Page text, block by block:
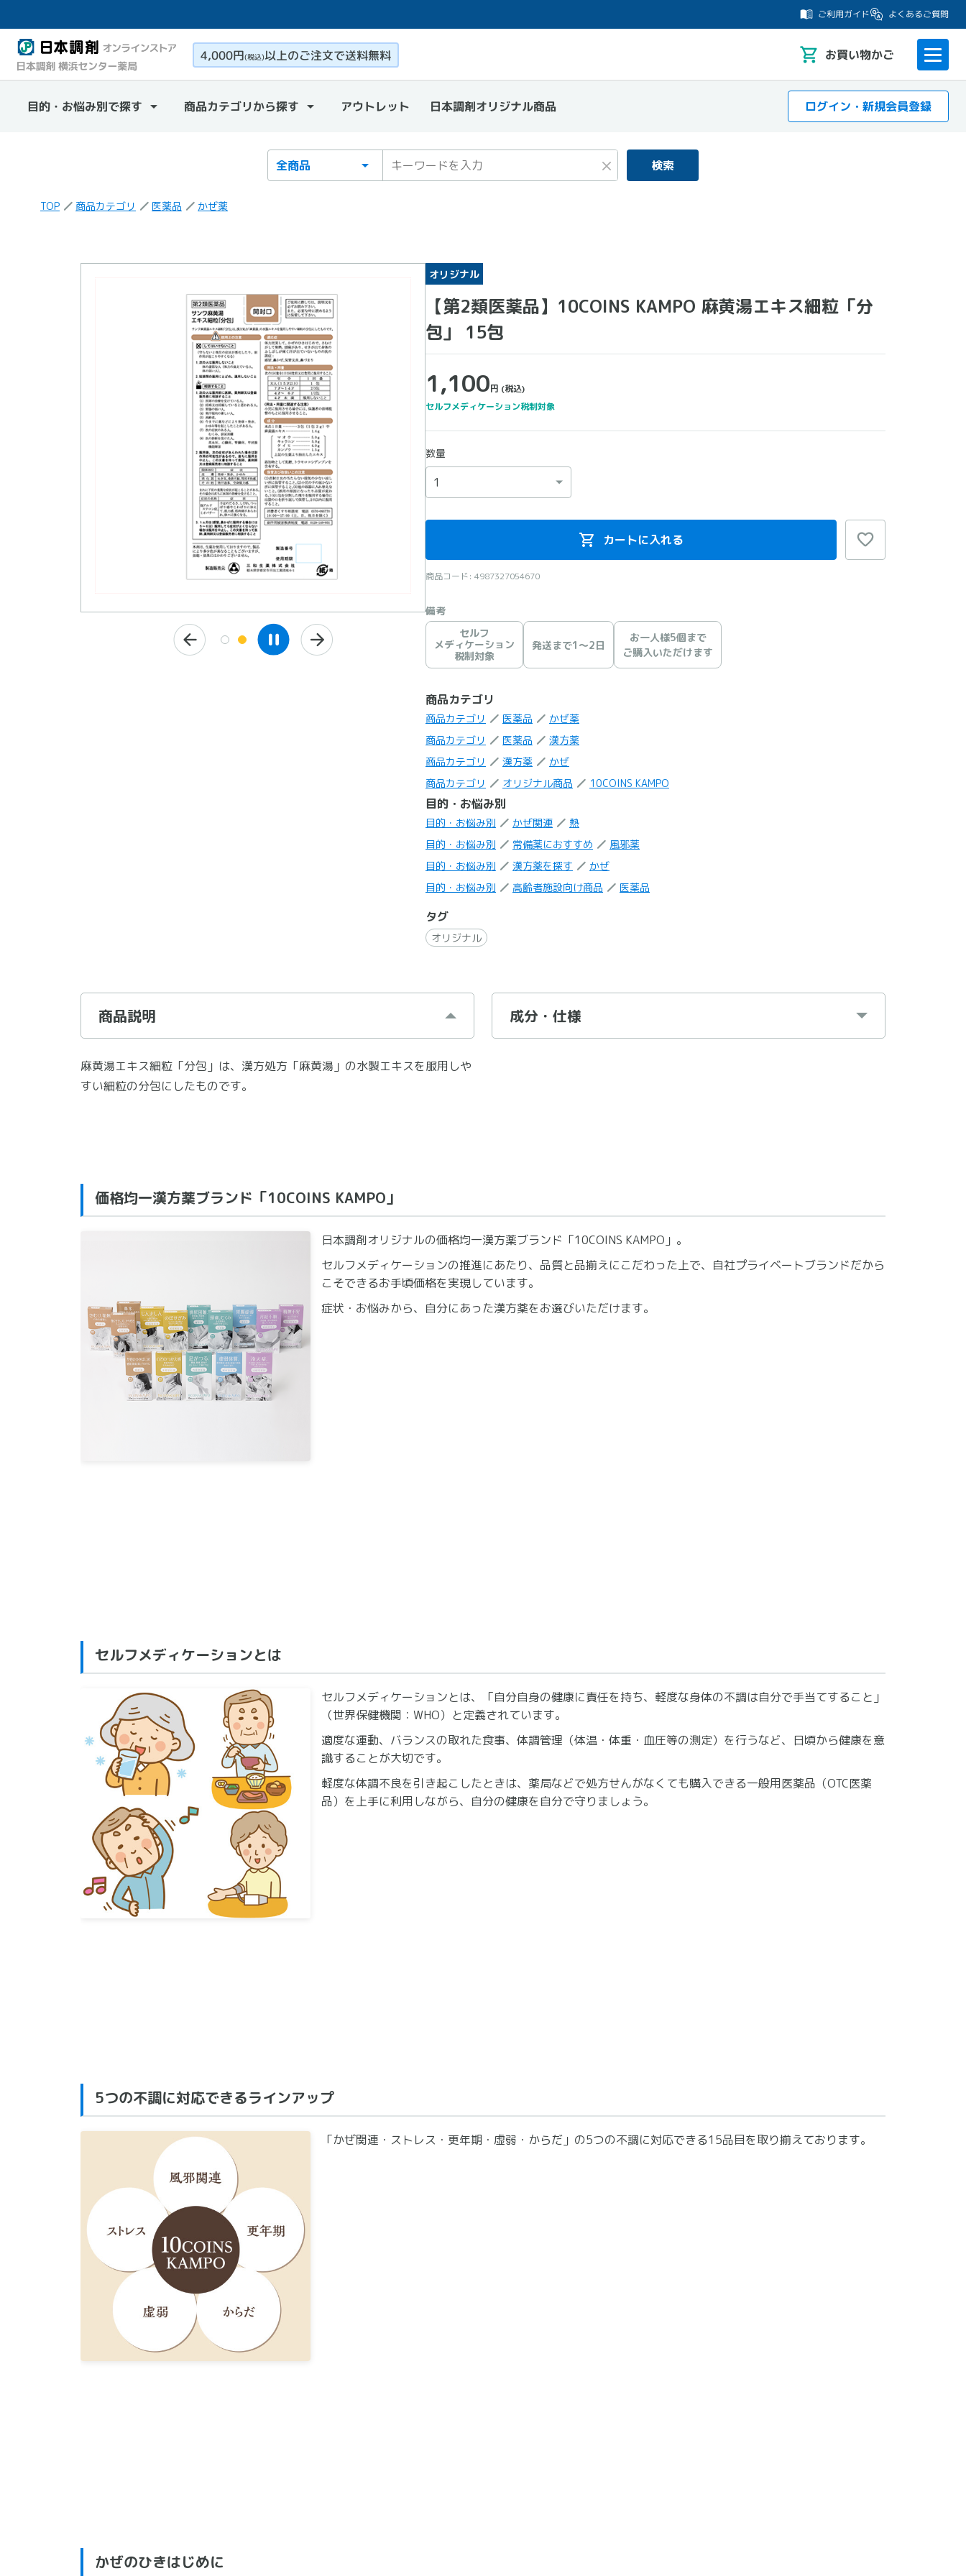
ご利用ガイド よくあるご質問
4,000円(税込)以上のご注文で送料無料 お買い物かご
目的・お悩み別で探す 商品カテゴリから探す アウトレット 日本調剤オリジナル商品 ログイン・新規会員登録
検索カテゴリ
検索キーワード × 検索
TOP 商品カテゴリ 医薬品 かぜ薬
オリジナル
【第2類医薬品】10COINS KAMPO 麻黄湯エキス細粒「分
包」 15包
1,100円 (税込)
セルフメディケーション税制対象
数量
カートに入れる
商品コード: 4987327054670
備考
セルフ
メディケーション
税制対象
発送まで1〜2日
お一人様5個まで
ご購入いただけます
商品カテゴリ
商品カテゴリ 医薬品
かぜ薬
商品カテゴリ
医薬品
漢方薬
商品カテゴリ
漢方薬
かぜ
商品カテゴリ
オリジナル商品 10COINS KAMPO
目的・お悩み別
目的・お悩み別 かぜ関連
熱
目的・お悩み別
常備薬におすすめ
風邪薬
目的・お悩み別
漢方薬を探す
かぜ
目的・お悩み別
高齢者施設向け商品 医薬品
タグ
オリジナル
商品説明
麻黄湯エキス細粒「分包」は、漢方処方「麻黄湯」の水製エキスを服用しや
すい細粒の分包にしたものです。
成分・仕様
価格均一漢方薬ブランド「10COINS KAMPO」
日本調剤オリジナルの価格均一漢方薬ブランド「10COINS KAMPO」。
セルフメディケーションの推進にあたり、品質と品揃えにこだわった上で、自社プライベートブランドだから
こそできるお手頃価格を実現しています。
症状・お悩みから、自分にあった漢方薬をお選びいただけます。
セルフメディケーションとは
セルフメディケーションとは、「自分自身の健康に責任を持ち、軽度な身体の不調は自分で手当てすること」
（世界保健機関：WHO）と定義されています。
適度な運動、バランスの取れた食事、体調管理（体温・体重・血圧等の測定）を行うなど、日頃から健康を意
識することが大切です。
軽度な体調不良を引き起こしたときは、薬局などで処方せんがなくても購入できる一般用医薬品（OTC医薬
品）を上手に利用しながら、自分の健康を自分で守りましょう。
5つの不調に対応できるラインアップ
「かぜ関連・ストレス・更年期・虚弱・からだ」の5つの不調に対応できる15品目を取り揃えております。
かぜのひきはじめに